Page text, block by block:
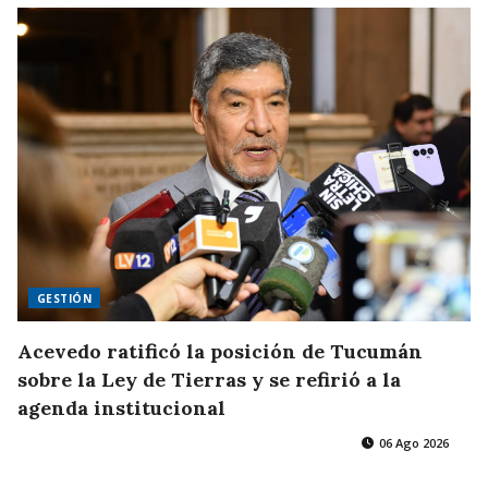
GESTIÓN
Acevedo ratificó la posición de Tucumán
sobre la Ley de Tierras y se refirió a la
agenda institucional
06 Ago 2026